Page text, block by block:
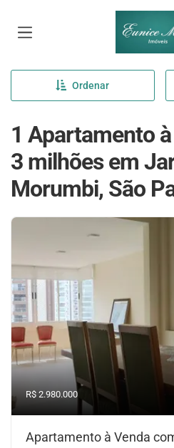
Página
Ordenar
1 Apartamento
3 milhões em
Morumbi, São
R$ 2.980.000
Apartamento à Venda